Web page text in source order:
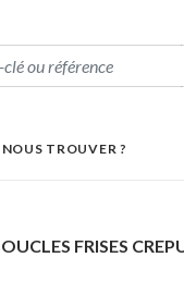
TROUVER ?
FRISES